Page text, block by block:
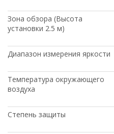
Зона обзора (Высота
установки 2.5 м)
Диапазон измерения яркости
Температура окружающего
воздуха
Степень защиты